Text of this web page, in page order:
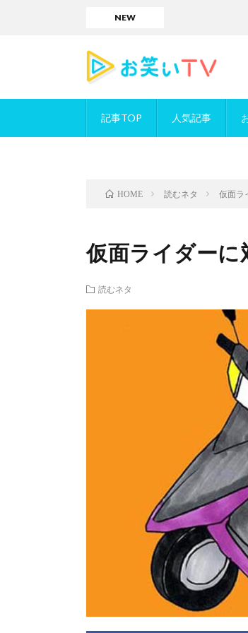
記事TOP 人気記事
NEW 「
HOME 読むネタ 仮面ラ
仮面ライダーに
読むネタ